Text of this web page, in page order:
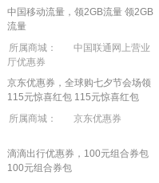
中国移动流量，领2GB流量 领2GB
流量
所属商城：
中国联通网上营业
厅优惠券
京东优惠券，全球购七夕节会场领
115元惊喜红包 115元惊喜红包
所属商城：
京东优惠券
滴滴出行优惠券，100元组合券包
100元组合券包